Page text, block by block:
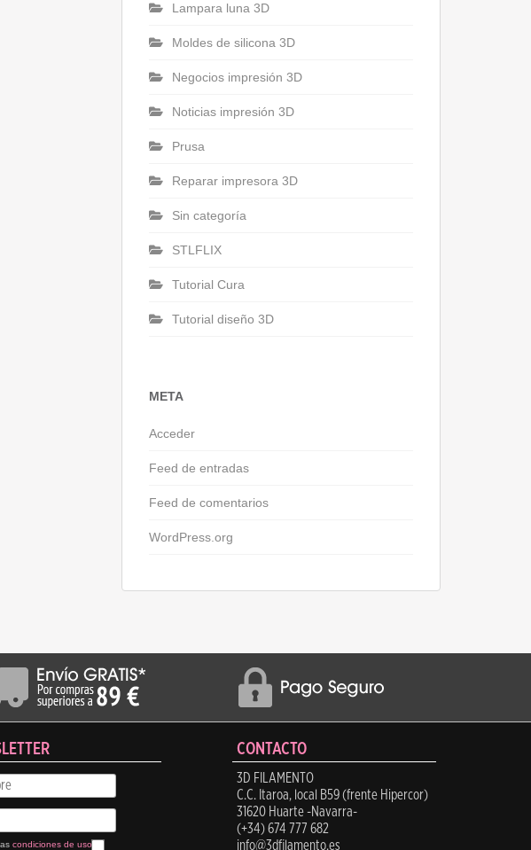
Lampara luna 3D
Moldes de silicona 3D
Negocios impresión 3D
Noticias impresión 3D
Prusa
Reparar impresora 3D
Sin categoría
STLFLIX
Tutorial Cura
Tutorial diseño 3D
META
Acceder
Feed de entradas
Feed de comentarios
WordPress.org
condiciones de uso
CONTACTO
3D FILAMENTO
C.C. Itaroa, local B59 (frente Hipercor)
31620 Huarte -Navarra-
(+34) 674 777 682
info@3dfilamento.es